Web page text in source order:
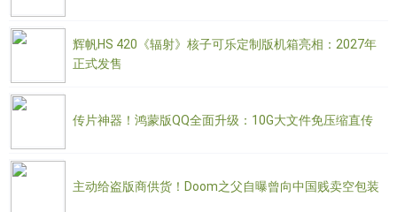
辉帆HS 420《辐射》核子可乐定制版机箱亮相：2027年
正式发售
传片神器！鸿蒙版QQ全面升级：10G大文件免压缩直传
主动给盗版商供货！Doom之父自曝曾向中国贱卖空包装